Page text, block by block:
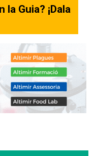
Guia? ¡Dala